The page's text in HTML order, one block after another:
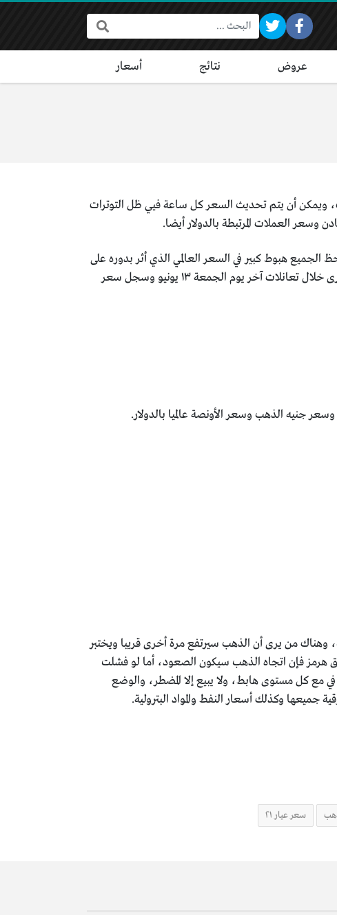
البحث:
عروض نتائج أسعار
ويمكن أن يتم تحديث السعر كل ساعة فيي ظل التوترات
وسعر العملات المرتبطة بالدولار أيضا.
الجميع هبوط كبير في السعر العالمي الذي أثر بدوره على
السعر المحلي في مصر، ومع ظهور مؤشرات أخرى حول إمكانية تهدئة الاوضاع فزاد السعر العالمى مؤة أخرى خلال تعانلات آخر يوم الجمعة ١٣ يونيو وسجل سعر
جنيه الذهب وسعر الأونصة عالميا بالدولار.
الأخيرة فمنهم من يقول أن اتجاه الذهب هو الانخفاض لما تحت 3900$ للأوقية، وهناك من يرى أن الذهب سيرتفع مرة أخرى قريبا ويختبر
هرمز فإن اتجاه الذهب سيكون الصعود، أما لو فشلت
مع كل مستوى هابط، ولا يبيع إلا المضطر، والوضع
جميعها وكذلك أسعار النفط والمواد البترولية.
سعر عيار ٢١